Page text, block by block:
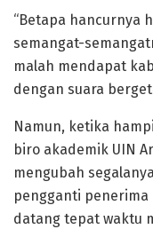
“Betapa hancurnya
semangat-
malah mendapat
dengan suara
Namun, ketika
biro akademik UIN
mengubah
pengganti penerima
datang tepat waktu